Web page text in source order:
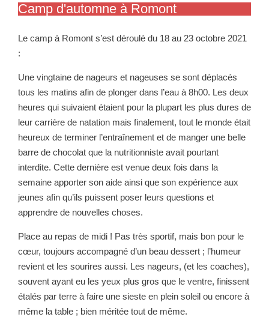
Camp d'automne à Romont
Le camp à Romont s’est déroulé du 18 au 23 octobre 2021
:
Une vingtaine de nageurs et nageuses se sont déplacés
tous les matins afin de plonger dans l’eau à 8h00. Les deux
heures qui suivaient étaient pour la plupart les plus dures de
leur carrière de natation mais finalement, tout le monde était
heureux de terminer l’entraînement et de manger une belle
barre de chocolat que la nutritionniste avait pourtant
interdite. Cette dernière est venue deux fois dans la
semaine apporter son aide ainsi que son expérience aux
jeunes afin qu’ils puissent poser leurs questions et
apprendre de nouvelles choses.
Place au repas de midi ! Pas très sportif, mais bon pour le
cœur, toujours accompagné d’un beau dessert ; l’humeur
revient et les sourires aussi. Les nageurs, (et les coaches),
souvent ayant eu les yeux plus gros que le ventre, finissent
étalés par terre à faire une sieste en plein soleil ou encore à
même la table ; bien méritée tout de même.